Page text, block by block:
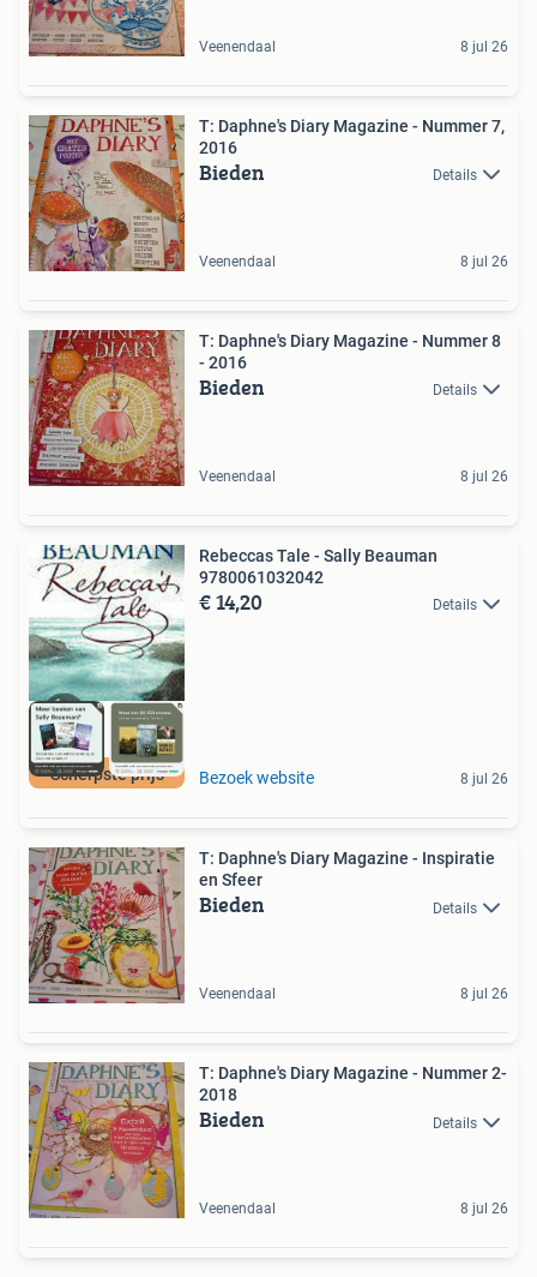
Veenendaal 8 jul 26
T: Daphne's Diary Magazine - Nummer 7,
2016
Bieden Details
Veenendaal 8 jul 26
T: Daphne's Diary Magazine - Nummer 8
- 2016
Bieden Details
Veenendaal 8 jul 26
Scherpste prijs
Rebeccas Tale - Sally Beauman
9780061032042
€ 14,20 Details
Bezoek website 8 jul 26
T: Daphne's Diary Magazine - Inspiratie
en Sfeer
Bieden Details
Veenendaal 8 jul 26
T: Daphne's Diary Magazine - Nummer 2-
2018
Bieden Details
Veenendaal 8 jul 26